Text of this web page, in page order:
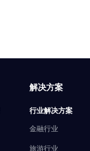
解决方案
行业解决方案
金融行业
旅游行业